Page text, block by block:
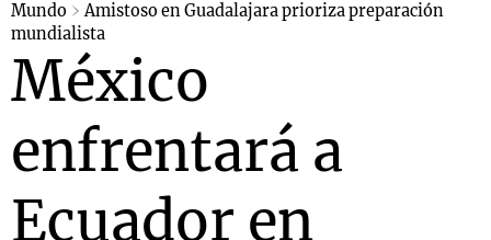
Mundo
Amistoso en Guadalajara prioriza preparación
mundialista
México
enfrentará a
Ecuador en